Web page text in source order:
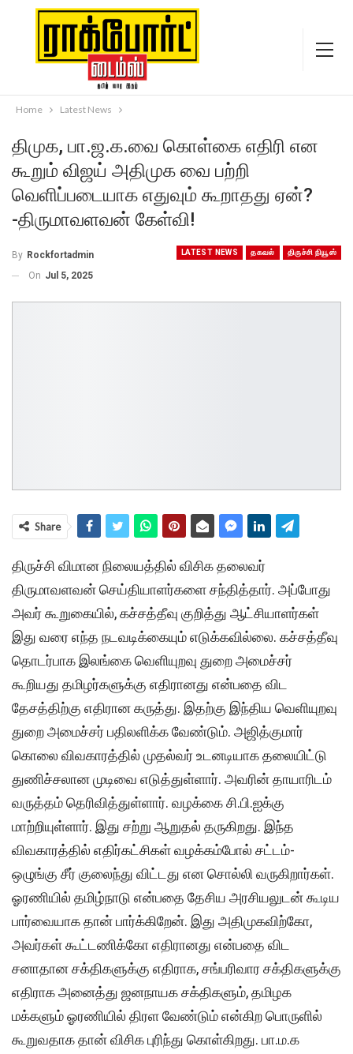
Home Latest News
திமுக, பா.ஜ.க.வை கொள்கை எதிரி என
கூறும் விஜய் அதிமுக வை பற்றி
வெளிப்படையாக எதுவும் கூறாதது ஏன்?
-திருமாவளவன் கேள்வி!
LATEST NEWS தகவல் திருச்சி நியூஸ்
By Rockfortadmin
On Jul 5, 2025
Share
திருச்சி விமான நிலையத்தில் விசிக தலைவர்
திருமாவளவன் செய்தியாளர்களை சந்தித்தார். அப்போது
அவர் கூறுகையில், கச்சத்தீவு குறித்து ஆட்சியாளர்கள்
இது வரை எந்த நடவடிக்கையும் எடுக்கவில்லை. கச்சத்தீவு
தொடர்பாக இலங்கை வெளியுறவு துறை அமைச்சர்
கூறியது தமிழர்களுக்கு எதிரானது என்பதை விட
தேசத்திற்கு எதிரான கருத்து. இதற்கு இந்திய வெளியுறவு
துறை அமைச்சர் பதிலளிக்க வேண்டும். அஜித்குமார்
கொலை விவகாரத்தில் முதல்வர் உடனடியாக தலையிட்டு
துணிச்சலான முடிவை எடுத்துள்ளார். அவரின் தாயாரிடம்
வருத்தம் தெரிவித்துள்ளார். வழக்கை சி.பி.ஐக்கு
மாற்றியுள்ளார். இது சற்று ஆறுதல் தருகிறது. இந்த
விவகாரத்தில் எதிர்கட்சிகள் வழக்கம்போல் சட்டம்-
ஒழுங்கு சீர் குலைந்து விட்டது என சொல்லி வருகிறார்கள்.
ஓரணியில் தமிழ்நாடு என்பதை தேசிய அரசியலுடன் கூடிய
பார்வையாக தான் பார்க்கிறேன். இது அதிமுகவிற்கோ,
அவர்கள் கூட்டணிக்கோ எதிரானது என்பதை விட
சனாதான சக்திகளுக்கு எதிராக, சங்பரிவார சக்திகளுக்கு
எதிராக அனைத்து ஜனநாயக சக்திகளும், தமிழக
மக்களும் ஓரணியில் திரள வேண்டும் என்கிற பொருளில்
கூறுவதாக தான் விசிக புரிந்து கொள்கிறது. பா.ம.க